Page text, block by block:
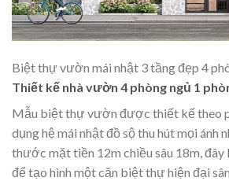
Biệt thự vườn mái nhật 3 tầng đẹp 4
Thiết kế nhà vườn 4 phòng ngủ 1
Mẫu biệt thự vườn được thiết kế theo
dụng hệ mái nhật đồ sộ thu hút mọi ánh
thước mặt tiền 12m chiều sâu 18m,
để tạo hình một căn biệt thự hiện đại